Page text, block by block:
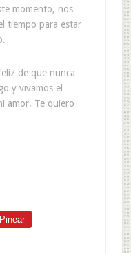
momento, nos
tiempo para estar
de que nunca
y vivamos el
amor. Te quiero
Pinear